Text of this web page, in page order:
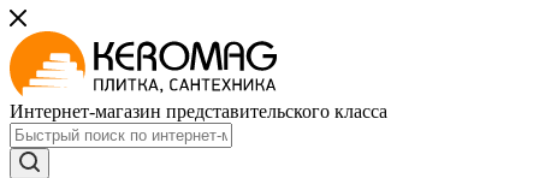
Интернет-магазин представительского класса